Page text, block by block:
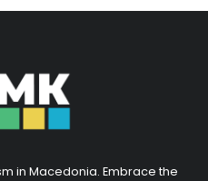
in Macedonia. Embrace the